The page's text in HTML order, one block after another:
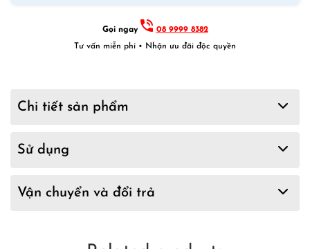
Gọi ngay
08 9999 8382
Tư vấn miễn phí • Nhận ưu đãi độc quyền
Chi tiết sản phẩm
Sử dụng
Vận chuyển và đổi trả